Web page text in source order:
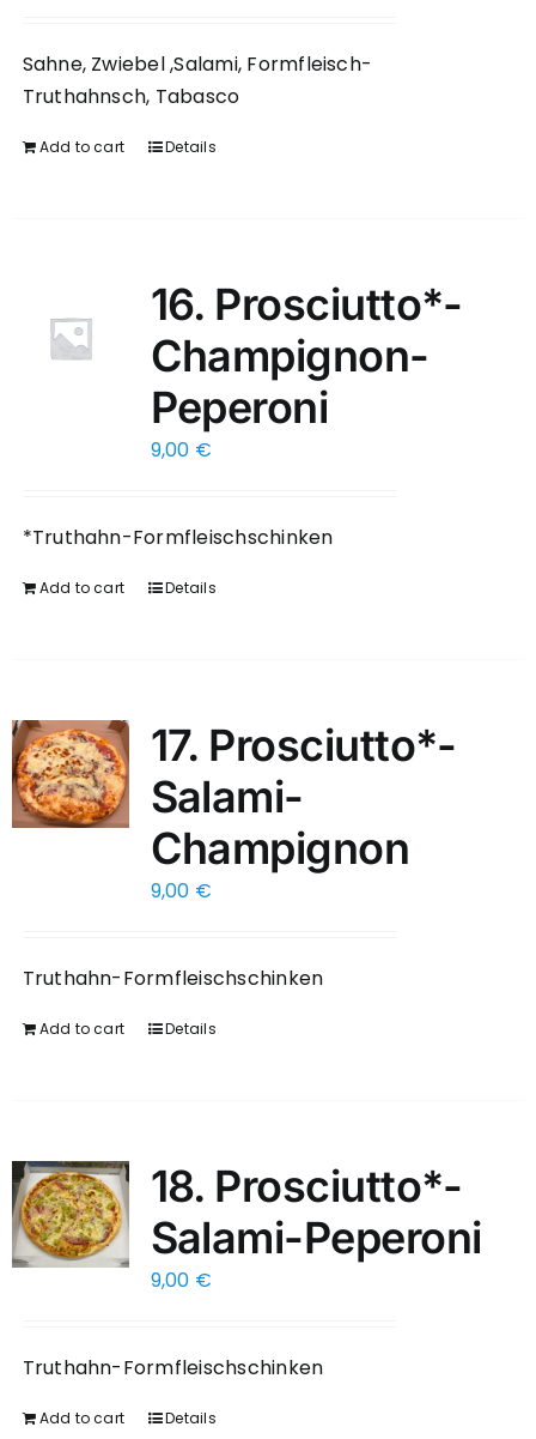
Sahne, Zwiebel ,Salami, Formfleisch-
Truthahnsch, Tabasco
Add to cart Details
16. Prosciutto*-
Champignon-
Peperoni
9,00 €
*Truthahn-Formfleischschinken
Add to cart Details
17. Prosciutto*-
Salami-
Champignon
9,00 €
Truthahn-Formfleischschinken
Add to cart Details
18. Prosciutto*-
Salami-Peperoni
9,00 €
Truthahn-Formfleischschinken
Add to cart Details